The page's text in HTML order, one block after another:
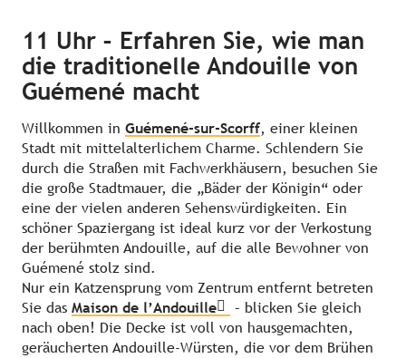
11 Uhr – Erfahren Sie, wie man
die traditionelle Andouille von
Guémené macht
Willkommen in Guémené-sur-Scorff, einer kleinen
Stadt mit mittelalterlichem Charme. Schlendern Sie
durch die Straßen mit Fachwerkhäusern, besuchen Sie
die große Stadtmauer, die „Bäder der Königin“ oder
eine der vielen anderen Sehenswürdigkeiten. Ein
schöner Spaziergang ist ideal kurz vor der Verkostung
der berühmten Andouille, auf die alle Bewohner von
Guémené stolz sind.
Nur ein Katzensprung vom Zentrum entfernt betreten
Sie das Maison de l’Andouille
– blicken Sie gleich
nach oben! Die Decke ist voll von hausgemachten,
geräucherten Andouille-Würsten, die vor dem Brühen